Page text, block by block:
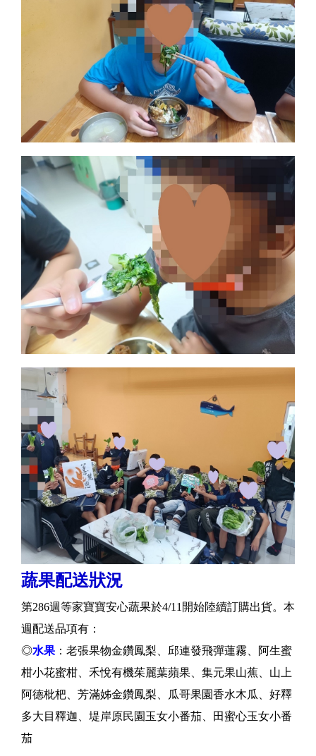
蔬果配送狀況
第286週等家寶寶安心蔬果於4/11開始陸續訂購出貨。本
週配送品項有：
◎水果 ：老張果物金鑽鳳梨、邱連發飛彈蓮霧、阿生蜜
柑小花蜜柑、禾悅有機茱麗葉蘋果、集元果山蕉、山上
阿德枇杷、芳滿姊金鑽鳳梨、瓜哥果園香水木瓜、好釋
多大目釋迦、堤岸原民園玉女小番茄、田蜜心玉女小番
茄